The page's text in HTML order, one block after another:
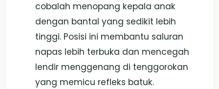
cobalah menopang kepala anak
dengan bantal yang sedikit lebih
tinggi. Posisi ini membantu saluran
napas lebih terbuka dan mencegah
lendir menggenang di tenggorokan
yang memicu refleks batuk.